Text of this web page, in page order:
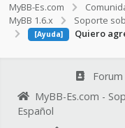
MyBB-Es.com
MyBB 1.6.x
Soporte
[Ayuda] Quiero
MyBB-Es.com -
Español